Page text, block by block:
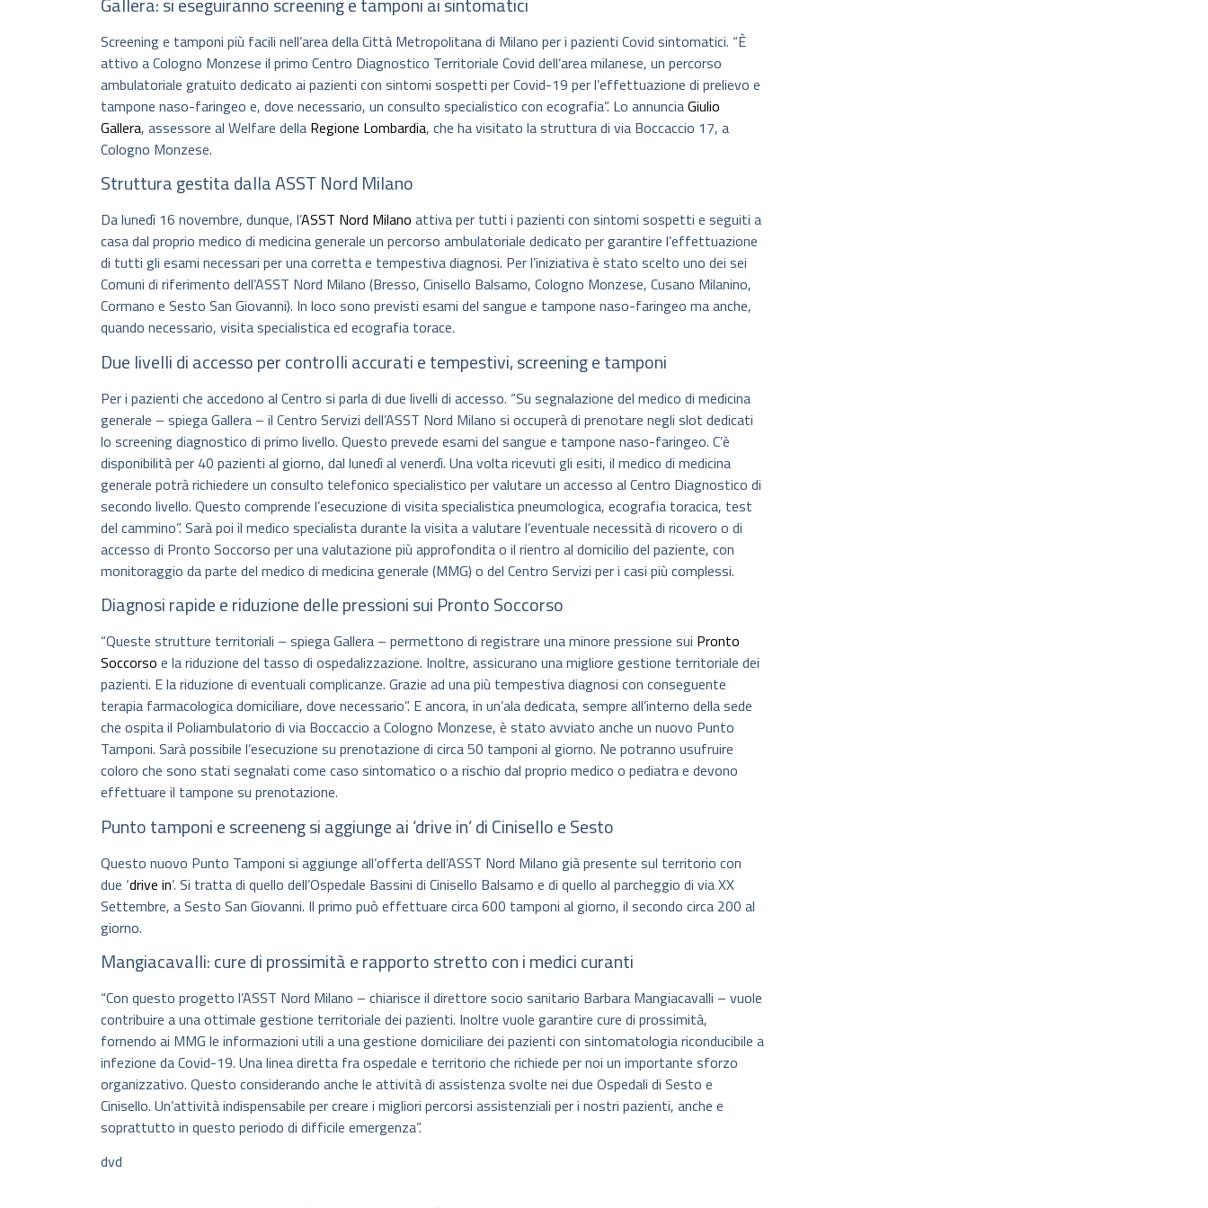
Screening e tamponi più facili nell’area della Città Metropolitana di Milano per i pazienti Covid sintomatici. “È
attivo a Cologno Monzese il primo Centro Diagnostico Territoriale Covid dell’area milanese, un percorso
ambulatoriale gratuito dedicato ai pazienti con sintomi sospetti per Covid-19 per l’effettuazione di prelievo e
tampone naso-faringeo e, dove necessario, un consulto specialistico con ecografia”. Lo annunciaGiulio
Gallera, assessore al Welfare della Regione Lombardia, che ha visitato la struttura di via Boccaccio 17, a
Cologno Monzese.
Struttura gestita dalla ASST Nord Milano
Da lunedì 16 novembre, dunque, l’ASST Nord Milano attiva per tutti i pazienti con sintomi sospetti e seguiti a
casa dal proprio medico di medicina generale un percorso ambulatoriale dedicato per garantire l’effettuazione
di tutti gli esami necessari per una corretta e tempestiva diagnosi. Per l’iniziativa è stato scelto uno dei sei
Comuni di riferimento dell’ASST Nord Milano (Bresso, Cinisello Balsamo, Cologno Monzese, Cusano Milanino,
Cormano e Sesto San Giovanni). In loco sono previsti esami del sangue e tampone naso-faringeo ma anche,
quando necessario, visita specialistica ed ecografia torace.
Due livelli di accesso per controlli accurati e tempestivi, screening e tamponi
Per i pazienti che accedono al Centro si parla di due livelli di accesso. “Su segnalazione del medico di medicina
generale – spiega Gallera – il Centro Servizi dell’ASST Nord Milano si occuperà di prenotare negli slot dedicati
lo screening diagnostico di primo livello. Questo prevede esami del sangue e tampone naso-faringeo. C’è
disponibilità per 40 pazienti al giorno, dal lunedì al venerdì. Una volta ricevuti gli esiti, il medico di medicina
generale potrà richiedere un consulto telefonico specialistico per valutare un accesso al Centro Diagnostico di
secondo livello. Questo comprende l’esecuzione di visita specialistica pneumologica, ecografia toracica, test
del cammino”. Sarà poi il medico specialista durante la visita a valutare l’eventuale necessità di ricovero o di
accesso di Pronto Soccorso per una valutazione più approfondita o il rientro al domicilio del paziente, con
monitoraggio da parte del medico di medicina generale (MMG) o del Centro Servizi per i casi più complessi.
Diagnosi rapide e riduzione delle pressioni sui Pronto Soccorso
“Queste strutture territoriali – spiega Gallera – permettono di registrare una minore pressione sui Pronto
Soccorso e la riduzione del tasso di ospedalizzazione. Inoltre, assicurano una migliore gestione territoriale dei
pazienti. E la riduzione di eventuali complicanze. Grazie ad una più tempestiva diagnosi con conseguente
terapia farmacologica domiciliare, dove necessario”. E ancora, in un’ala dedicata, sempre all’interno della sede
che ospita il Poliambulatorio di via Boccaccio a Cologno Monzese, è stato avviato anche un nuovo Punto
Tamponi. Sarà possibile l’esecuzione su prenotazione di circa 50 tamponi al giorno. Ne potranno usufruire
coloro che sono stati segnalati come caso sintomatico o a rischio dal proprio medico o pediatra e devono
effettuare il tampone su prenotazione.
Punto tamponi e screeneng si aggiunge ai ‘drive in’ di Cinisello e Sesto
Questo nuovo Punto Tamponi si aggiunge all’offerta dell’ASST Nord Milano già presente sul territorio con
due ‘drive in‘. Si tratta di quello dell’Ospedale Bassini di Cinisello Balsamo e di quello al parcheggio di via XX
Settembre, a Sesto San Giovanni. Il primo può effettuare circa 600 tamponi al giorno, il secondo circa 200 al
giorno.
Mangiacavalli: cure di prossimità e rapporto stretto con i medici curanti
“Con questo progetto l’ASST Nord Milano – chiarisce il direttore socio sanitario Barbara Mangiacavalli – vuole
contribuire a una ottimale gestione territoriale dei pazienti. Inoltre vuole garantire cure di prossimità,
fornendo ai MMG le informazioni utili a una gestione domiciliare dei pazienti con sintomatologia riconducibile a
infezione da Covid-19. Una linea diretta fra ospedale e territorio che richiede per noi un importante sforzo
organizzativo. Questo considerando anche le attività di assistenza svolte nei due Ospedali di Sesto e
Cinisello. Un’attività indispensabile per creare i migliori percorsi assistenziali per i nostri pazienti, anche e
soprattutto in questo periodo di difficile emergenza”.
dvd